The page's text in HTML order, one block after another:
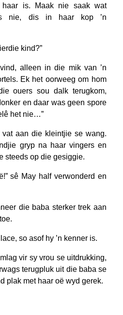
is. Maak nie saak wat
nie, dis in haar kop ’n
kind?”
alleen in die mik van ’n
Ek het oorweeg om hom
ouers sou dalk terugkom,
en daar was geen spore
het nie…”
aan die kleintjie se wang.
gryp na haar vingers en
steeds op die gesiggie.
sê May half verwonderd en
die baba sterker trek aan
so asof hy ’n kenner is.
vir sy vrou se uitdrukking,
terugpluk uit die baba se
plak met haar oë wyd gerek.